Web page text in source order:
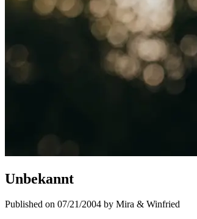
Unbekannt
Published on 07/21/2004 by Mira & Winfried